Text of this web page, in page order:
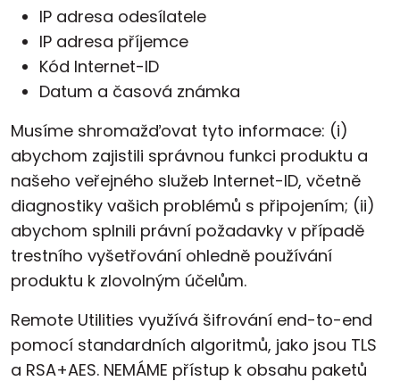
IP adresa odesílatele
IP adresa příjemce
Kód Internet-ID
Datum a časová známka
Musíme shromažďovat tyto informace: (i)
abychom zajistili správnou funkci produktu a
našeho veřejného služeb Internet-ID, včetně
diagnostiky vašich problémů s připojením; (ii)
abychom splnili právní požadavky v případě
trestního vyšetřování ohledně používání
produktu k zlovolným účelům.
Remote Utilities využívá šifrování end-to-end
pomocí standardních algoritmů, jako jsou TLS
a RSA+AES. NEMÁME přístup k obsahu paketů